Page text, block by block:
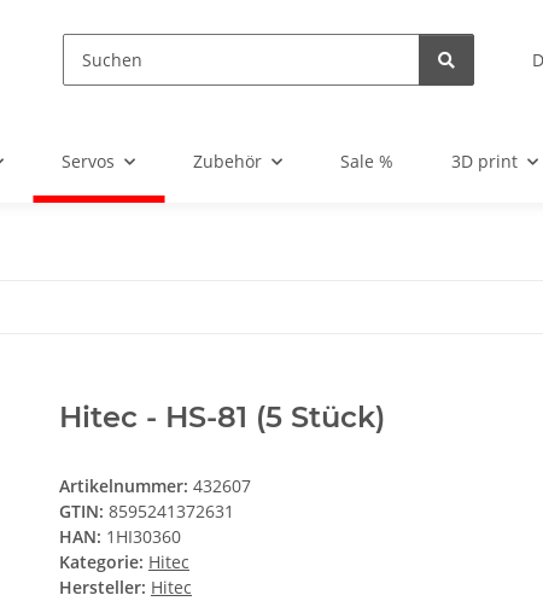
Servos Zubehör Sale % 3D print
Hitec - HS-81 (5 Stück)
Artikelnummer: 432607
GTIN: 8595241372631
HAN: 1HI30360
Kategorie: Hitec
Hersteller: Hitec